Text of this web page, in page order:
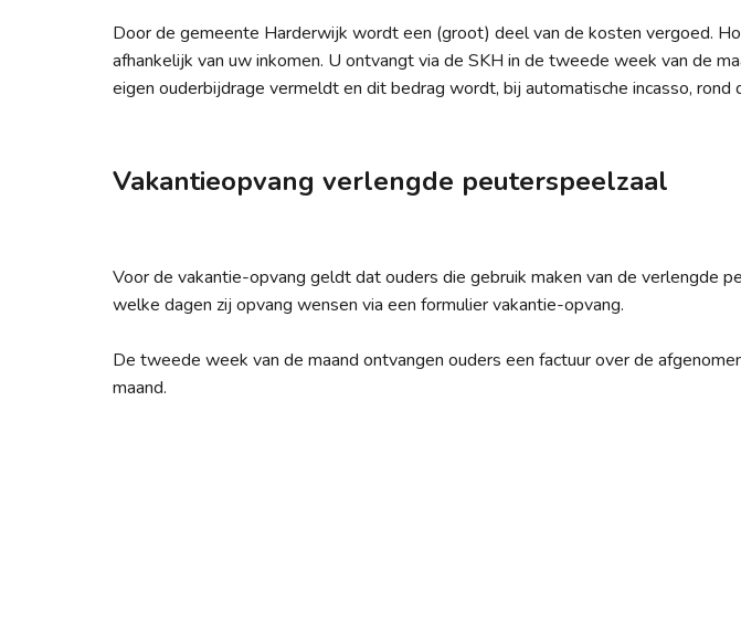
Door de gemeente Harderwijk wordt een (groot) deel van de kosten vergoed.
afhankelijk van uw inkomen. U ontvangt via de SKH in de tweede week van de
eigen ouderbijdrage vermeldt en dit bedrag wordt, bij automatische incasso, rond
Vakantieopvang verlengde peuterspeelzaal
Voor de vakantie-opvang geldt dat ouders die gebruik maken van de verlengde
welke dagen zij opvang wensen via een formulier vakantie-opvang.
De tweede week van de maand ontvangen ouders een factuur over de
maand.